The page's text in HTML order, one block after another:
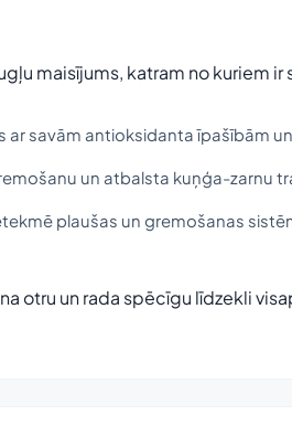
maisījums, katram no kuriem
ar savām antioksidanta īpašībām
un atbalsta kuņģa-zarnu
plaušas un gremošanas
otru un rada spēcīgu līdzekli